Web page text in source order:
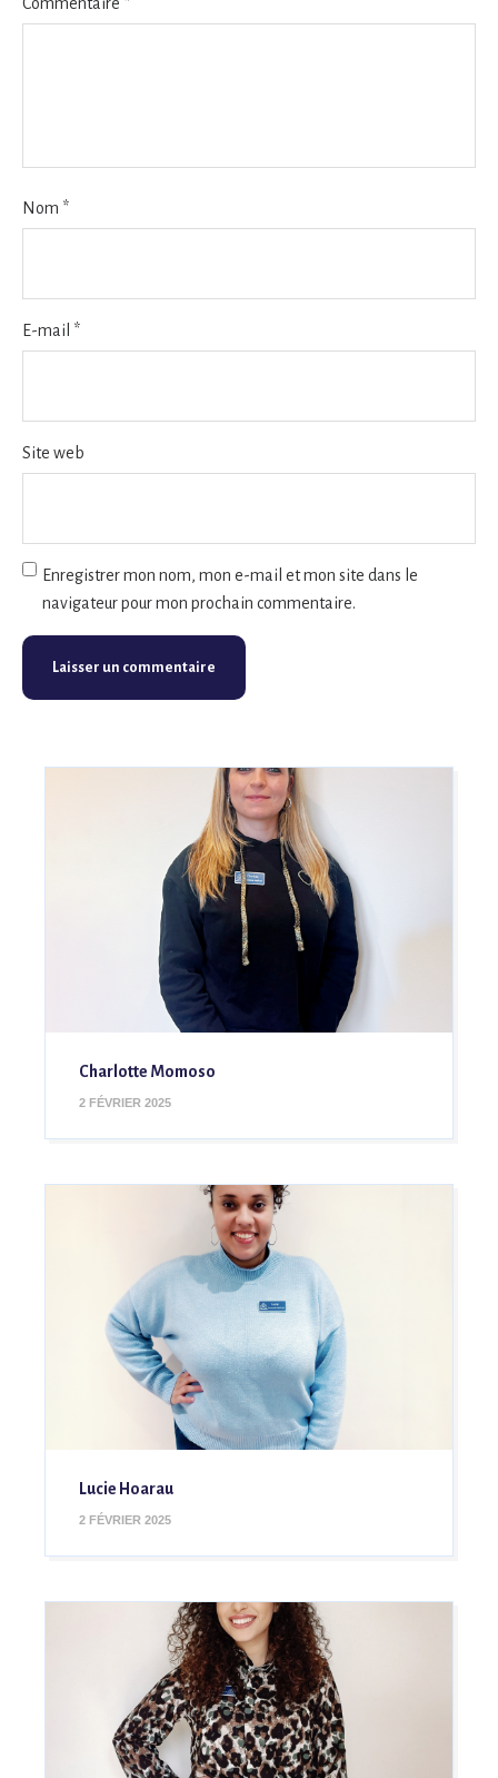
Commentaire *
Nom *
E-mail *
Site web
Enregistrer mon nom, mon e-mail et mon site dans le
navigateur pour mon prochain commentaire.
Charlotte Momoso
2 FÉVRIER 2025
Lucie Hoarau
2 FÉVRIER 2025